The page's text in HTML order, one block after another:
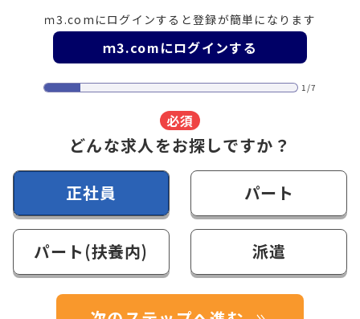
ｍ3.comにログインすると登録が簡単になります
ｍ3.comにログインする
1/7
必須
どんな求人をお探しですか？
正社員 パート
パート(扶養内) 派遣